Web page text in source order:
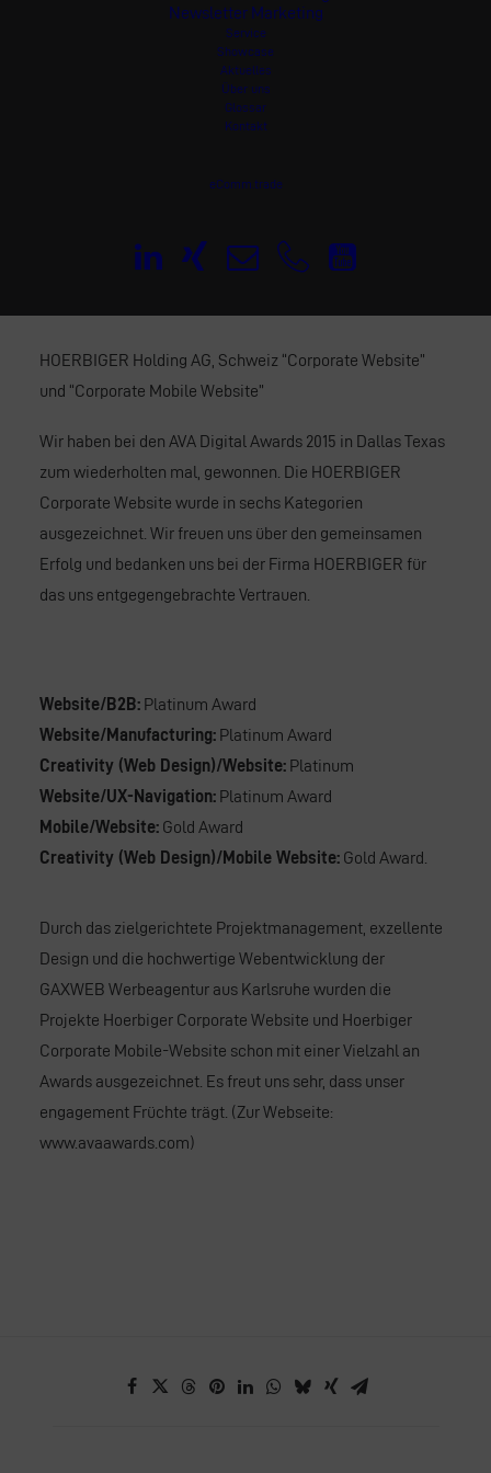
Newsletter Marketing
Service
Showcase
Aktuelles
Über uns
Glossar
Kontakt
eComm.trade
HOERBIGER Holding AG, Schweiz “Corporate Website”
und “Corporate Mobile Website”
Wir haben bei den AVA Digital Awards 2015 in Dallas Texas
zum wiederholten mal, gewonnen. Die HOERBIGER
Corporate Website wurde in sechs Kategorien
ausgezeichnet. Wir freuen uns über den gemeinsamen
Erfolg und bedanken uns bei der Firma HOERBIGER für
das uns entgegengebrachte Vertrauen.
Website/B2B: Platinum Award
Website/Manufacturing: Platinum Award
Creativity (Web Design)/Website: Platinum
Website/UX-Navigation: Platinum Award
Mobile/Website: Gold Award
Creativity (Web Design)/Mobile Website: Gold Award.
Durch das zielgerichtete Projektmanagement, exzellente
Design und die hochwertige Webentwicklung der
GAXWEB Werbeagentur aus Karlsruhe wurden die
Projekte Hoerbiger Corporate Website und Hoerbiger
Corporate Mobile-Website schon mit einer Vielzahl an
Awards ausgezeichnet. Es freut uns sehr, dass unser
engagement Früchte trägt. (Zur Webseite:
www.avaawards.com)